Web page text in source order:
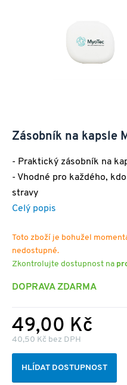
Zásobník na kapsle
- Praktický zásobník na
- Vhodné pro každého,
stravy
Celý popis
Toto zboží je bohužel
nedostupné.
Zkontrolujte dostupnost na
DOPRAVA ZDARMA
49,00 Kč
40,50 Kč bez DPH
HLÍDAT DOSTUPNOST